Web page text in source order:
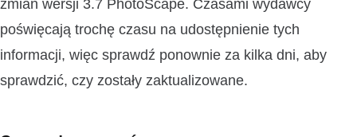
zmian wersji 3.7 PhotoScape. Czasami wydawcy
poświęcają trochę czasu na udostępnienie tych
informacji, więc sprawdź ponownie za kilka dni, aby
sprawdzić, czy zostały zaktualizowane.